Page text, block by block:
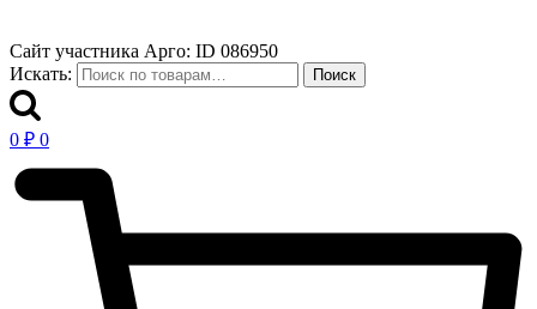
Сайт участника Арго: ID 086950
Искать:
Поиск
0 ₽ 0